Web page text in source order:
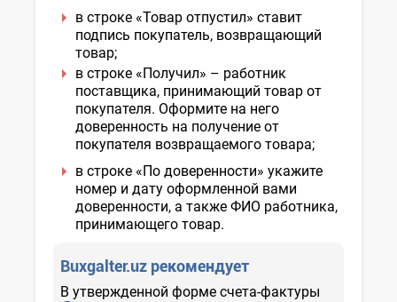
в строке «Товар отпустил» ставит
подпись покупатель, возвращающий
товар;
в строке «Получил» – работник
поставщика, принимающий товар от
покупателя. Оформите на него
доверенность на получение от
покупателя возвращаемого товара;
в строке «По доверенности» укажите
номер и дату оформленной вами
доверенности, а также ФИО работника,
принимающего товар.
Buxgalter.uz рекомендует
В утвержденной форме счета-фактуры